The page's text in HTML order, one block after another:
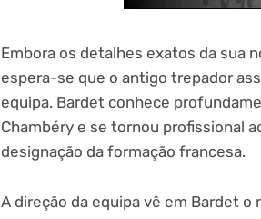
Embora os detalhes exatos da sua
espera-se que o antigo trepador
equipa. Bardet conhece
Chambéry e se tornou profissional
designação da formação francesa.
A direção da equipa vê em Bardet